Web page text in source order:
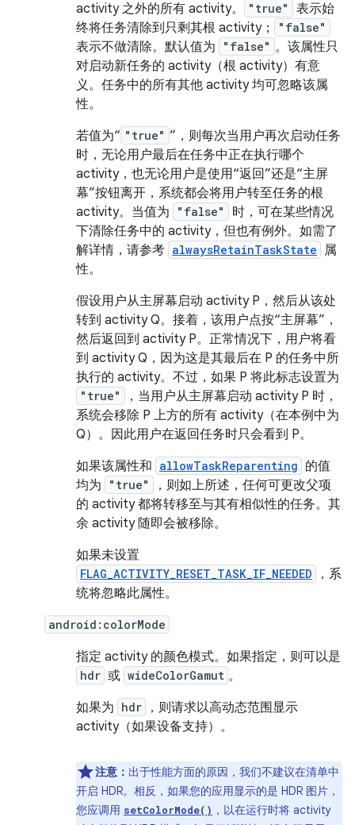
activity 之外的所有 activity。
"true"
表示始
终将任务清除到只剩其根 activity；
"false"
表示不做清除。默认值为 "false" 。该属性只
对启动新任务的 activity（根 activity）有意
义。任务中的所有其他 activity 均可忽略该属
性。
若值为“ "true" ”，则每次当用户再次启动任务
时，无论用户最后在任务中正在执行哪个
activity，也无论用户是使用“返回”还是“主屏
幕”按钮离开，系统都会将用户转至任务的根
activity。当值为
"false"
时，可在某些情况
下清除任务中的 activity，但也有例外。如需了
解详情，请参考 alwaysRetainTaskState 属
性。
假设用户从主屏幕启动 activity P，然后从该处
转到 activity Q。接着，该用户点按“主屏幕”，
然后返回到 activity P。正常情况下，用户将看
到 activity Q，因为这是其最后在 P 的任务中所
执行的 activity。不过，如果 P 将此标志设置为
"true"
，当用户从主屏幕启动 activity P 时，
系统会移除 P 上方的所有 activity（在本例中为
Q）。因此用户在返回任务时只会看到 P。
如果该属性和 allowTaskReparenting 的值
均为
"true"
，则如上所述，任何可更改父项
的 activity 都将转移至与其有相似性的任务。其
余 activity 随即会被移除。
如果未设置
FLAG_ACTIVITY_RESET_TASK_IF_NEEDED
，系
统将忽略此属性。
android:colorMode
指定 activity 的颜色模式。如果指定，则可以是
hdr 或 wideColorGamut 。
如果为 hdr
，则请求以高动态范围显示
activity（如果设备支持）。
注意： 出于性能方面的原因，我们不建议在清单中
开启 HDR。相反，如果您的应用显示的是 HDR 图片，
您应调用 setColorMode() ，以在运行时将 activity